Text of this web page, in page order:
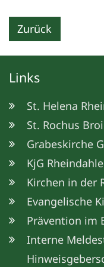
Zurück
Links
St. Helena
St. Rochus
Grabeskirche
KjG
Kirchen in der
Evangelische
Prävention im
Interne